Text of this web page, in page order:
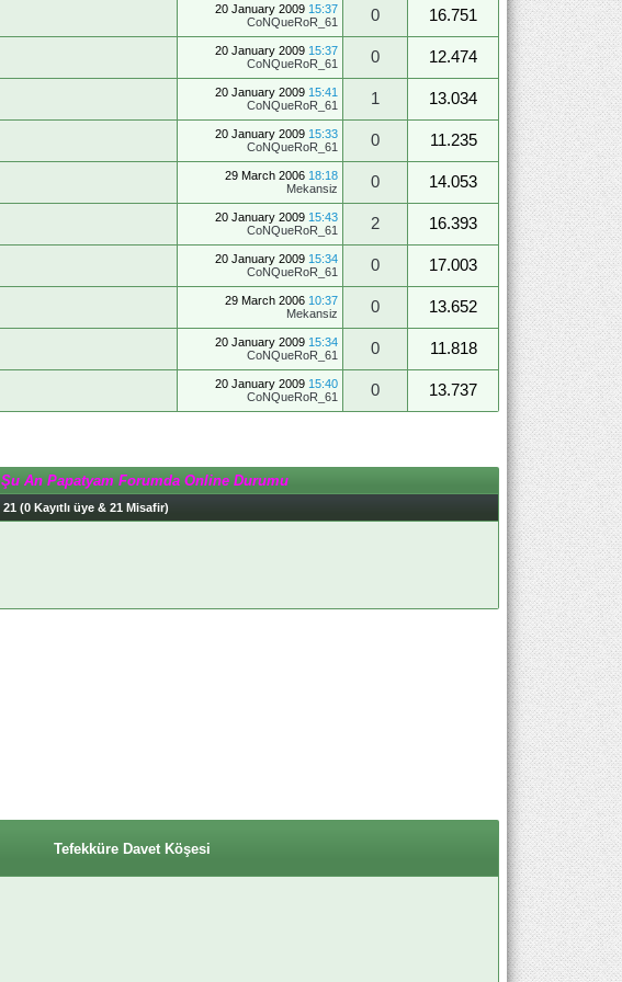
20 January 2009 15:37
CoNQueRoR_61
0
16.751
20 January 2009 15:37
CoNQueRoR_61
0
12.474
20 January 2009 15:41
CoNQueRoR_61
1
13.034
20 January 2009 15:33
CoNQueRoR_61
0
11.235
29 March 2006 18:18
Mekansiz
0
14.053
20 January 2009 15:43
CoNQueRoR_61
2
16.393
20 January 2009 15:34
CoNQueRoR_61
0
17.003
29 March 2006 10:37
Mekansiz
0
13.652
20 January 2009 15:34
CoNQueRoR_61
0
11.818
20 January 2009 15:40
CoNQueRoR_61
0 13.737
Şu An Papatyam Forumda Online Durumu
21 (0 Kayıtlı üye & 21 Misafir)
Tefekküre Davet Köşesi